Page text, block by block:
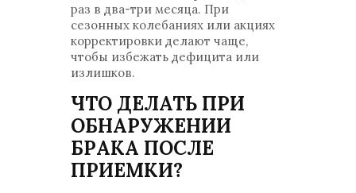
раз в два-три месяца. При
сезонных колебаниях или акциях
корректировки делают чаще,
чтобы избежать дефицита или
излишков.
ЧТО ДЕЛАТЬ ПРИ
ОБНАРУЖЕНИИ
БРАКА ПОСЛЕ
ПРИЕМКИ?